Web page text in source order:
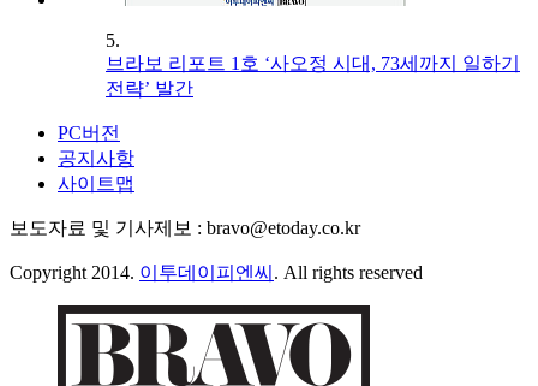
5.
브라보 리포트 1호 ‘사오정 시대, 73세까지 일하기
전략’ 발간
PC버전
공지사항
사이트맵
보도자료 및 기사제보 : bravo@etoday.co.kr
Copyright 2014. 이투데이피엔씨 . All rights reserved